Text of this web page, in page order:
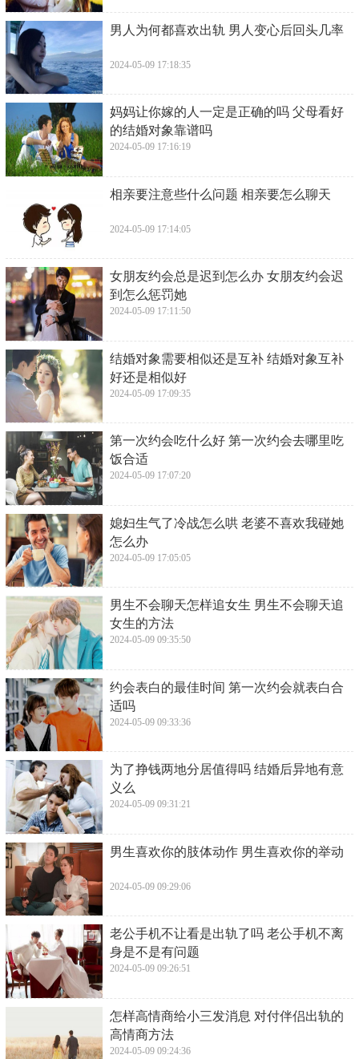
​男人为何都喜欢出轨 男人变心后回头几率
2024-05-09 17:18:35
​妈妈让你嫁的人一定是正确的吗 父母看好
的结婚对象靠谱吗
2024-05-09 17:16:19
​相亲要注意些什么问题 相亲要怎么聊天
2024-05-09 17:14:05
​女朋友约会总是迟到怎么办 女朋友约会迟
到怎么惩罚她
2024-05-09 17:11:50
​结婚对象需要相似还是互补 结婚对象互补
好还是相似好
2024-05-09 17:09:35
​第一次约会吃什么好 第一次约会去哪里吃
饭合适
2024-05-09 17:07:20
​媳妇生气了冷战怎么哄 老婆不喜欢我碰她
怎么办
2024-05-09 17:05:05
​男生不会聊天怎样追女生 男生不会聊天追
女生的方法
2024-05-09 09:35:50
​约会表白的最佳时间 第一次约会就表白合
适吗
2024-05-09 09:33:36
​为了挣钱两地分居值得吗 结婚后异地有意
义么
2024-05-09 09:31:21
​男生喜欢你的肢体动作 男生喜欢你的举动
2024-05-09 09:29:06
​老公手机不让看是出轨了吗 老公手机不离
身是不是有问题
2024-05-09 09:26:51
​怎样高情商给小三发消息 对付伴侣出轨的
高情商方法
2024-05-09 09:24:36